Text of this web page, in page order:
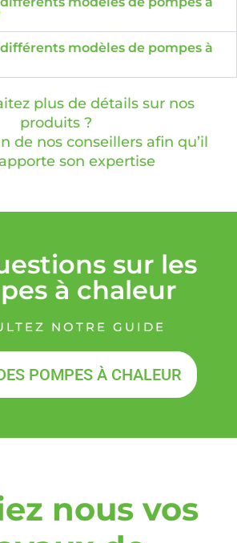
modèles de pompes à
plus de détails sur nos
produits ?
de nos conseillers afin qu’il
son expertise
sur les
à chaleur
NOTRE GUIDE
POMPES À CHALEUR
nous vos